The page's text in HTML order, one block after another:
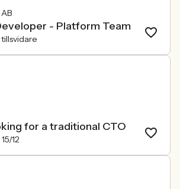
- Platform Team
tillsvidare
for a traditional CTO
15/12